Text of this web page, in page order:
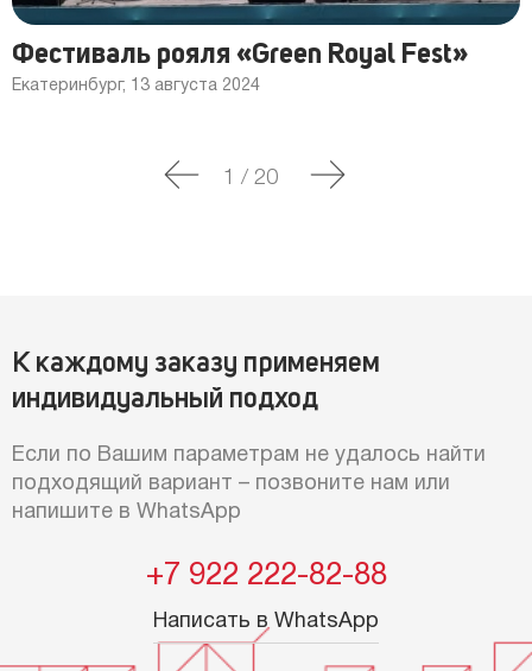
Фестиваль рояля «Green Royal Fest»
Екатеринбург, 13 августа 2024
1 / 20
К каждому заказу применяем
индивидуальный подход
Если по Вашим параметрам не удалось найти
подходящий вариант – позвоните нам или
напишите в WhatsApp
+7 922 222-82-88
Написать в WhatsApp